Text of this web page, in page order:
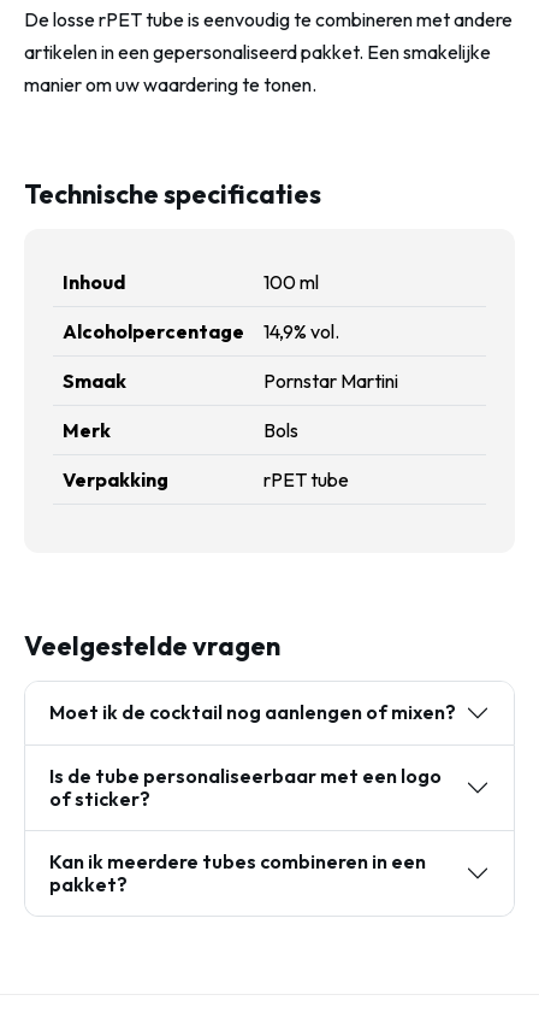
De losse rPET tube is eenvoudig te combineren met andere
artikelen in een gepersonaliseerd pakket. Een smakelijke
manier om uw waardering te tonen.
Technische specificaties
Inhoud 100 ml
Alcoholpercentage 14,9% vol.
Smaak Pornstar Martini
Merk Bols
Verpakking rPET tube
Veelgestelde vragen
Moet ik de cocktail nog aanlengen of mixen?
Is de tube personaliseerbaar met een logo
of sticker?
Kan ik meerdere tubes combineren in een
pakket?